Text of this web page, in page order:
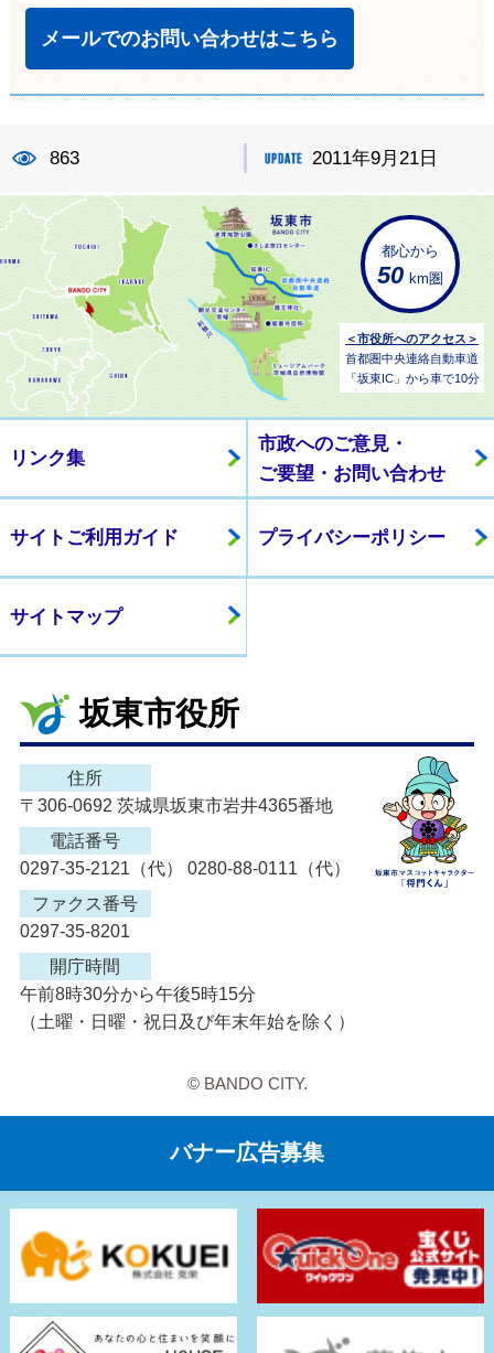
メールでのお問い合わせはこちら
863 2011年9月21日
都心から
50 km圏
＜市役所へのアクセス＞
首都圏中央連絡自動車道
「坂東IC」から車で10分
リンク集
市政へのご意見・
ご要望・お問い合わせ
サイトご利用ガイド プライバシーポリシー
サイトマップ
坂東市役所
住所
〒306-0692 茨城県坂東市岩井4365番地
電話番号
0297-35-2121（代） 0280-88-0111（代）
ファクス番号
0297-35-8201
開庁時間
午前8時30分から午後5時15分
（土曜・日曜・祝日及び年末年始を除く）
© BANDO CITY.
バナー広告募集